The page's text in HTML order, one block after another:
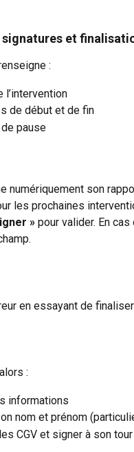
signatures et
:
l’intervention
de début et de fin
pause
numériquement son
les prochaines
» pour valider. En cas
en essayant de
:
informations
nom et prénom
CGV et signer à son tour